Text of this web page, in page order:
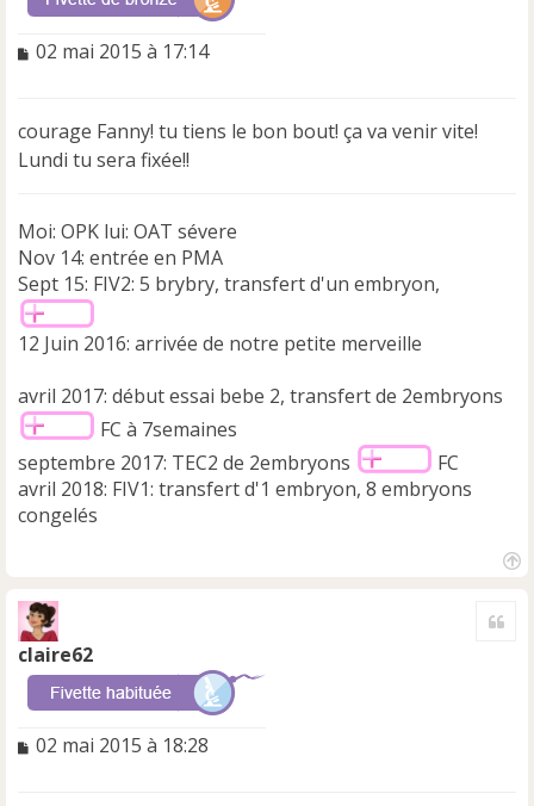
M
a
g
o
n
l
u
02 mai 2015 à 17:14
courage Fanny! tu tiens le bon bout! ça va venir vite!
Lundi tu sera fixée!!
Moi: OPK lui: OAT sévere
Nov 14: entrée en PMA
Sept 15: FIV2: 5 brybry, transfert d'un embryon,
12 Juin 2016: arrivée de notre petite merveille
avril 2017: début essai bebe 2, transfert de 2embryons
FC à 7semaines
septembre 2017: TEC2 de 2embryons
FC
avril 2018: FIV1: transfert d'1 embryon, 8 embryons
congelés
claire62
M
02 mai 2015 à 18:28